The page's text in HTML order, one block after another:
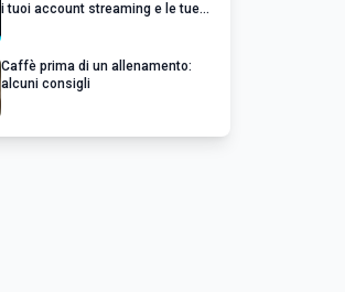
i tuoi account streaming e le tue
Caffè prima di un allenamento:
alcuni consigli